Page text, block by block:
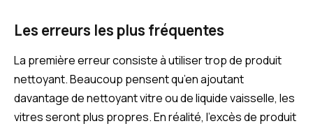
Les erreurs les plus fréquentes
La première erreur consiste à utiliser trop de produit
nettoyant. Beaucoup pensent qu’en ajoutant
davantage de nettoyant vitre ou de liquide vaisselle, les
vitres seront plus propres. En réalité, l’excès de produit